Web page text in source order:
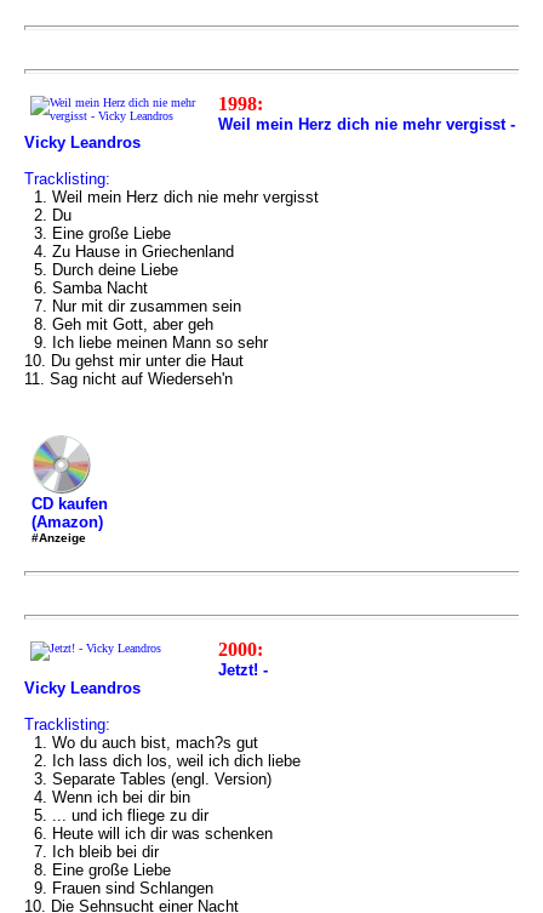
1998:
Weil mein Herz dich nie mehr vergisst -
Vicky Leandros
Tracklisting:
1. Weil mein Herz dich nie mehr vergisst
2. Du
3. Eine große Liebe
4. Zu Hause in Griechenland
5. Durch deine Liebe
6. Samba Nacht
7. Nur mit dir zusammen sein
8. Geh mit Gott, aber geh
9. Ich liebe meinen Mann so sehr
10. Du gehst mir unter die Haut
11. Sag nicht auf Wiederseh'n
CD kaufen
(Amazon)
#Anzeige
2000:
Jetzt! -
Vicky Leandros
Tracklisting:
1. Wo du auch bist, mach?s gut
2. Ich lass dich los, weil ich dich liebe
3. Separate Tables (engl. Version)
4. Wenn ich bei dir bin
5. ... und ich fliege zu dir
6. Heute will ich dir was schenken
7. Ich bleib bei dir
8. Eine große Liebe
9. Frauen sind Schlangen
10. Die Sehnsucht einer Nacht